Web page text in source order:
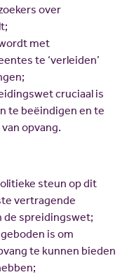
over
met
te ‘verleiden’
cruciaal is
te beëindigen en te
opvang.
steun op dit
vertragende
de spreidingswet;
is om
te kunnen bieden